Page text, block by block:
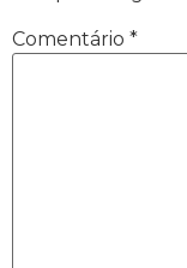
Comentário *